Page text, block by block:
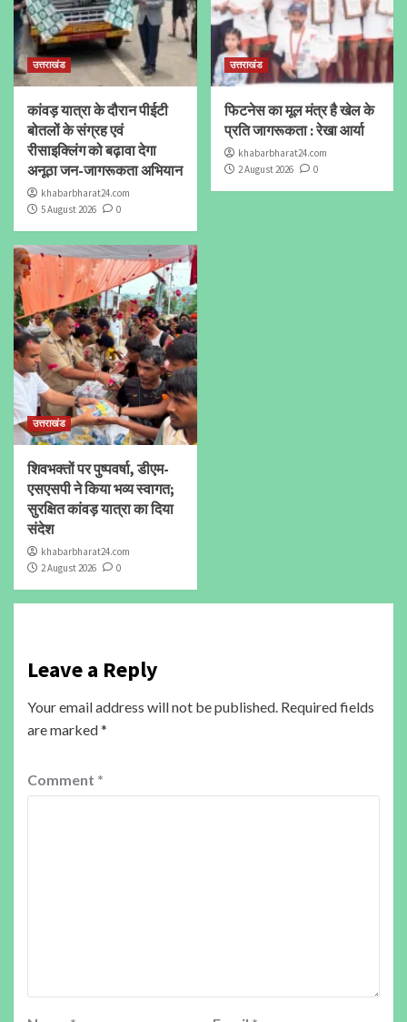
उत्तराखंड
कांवड़ यात्रा के दौरान पीईटी
बोतलों के संग्रह एवं
रीसाइक्लिंग को बढ़ावा देगा
अनूठा जन-जागरूकता अभियान
khabarbharat24.com
5 August 2026
0
उत्तराखंड
फिटनेस का मूल मंत्र है खेल के
प्रति जागरूकता : रेखा आर्या
khabarbharat24.com
2 August 2026
0
उत्तराखंड
शिवभक्तों पर पुष्पवर्षा, डीएम-
एसएसपी ने किया भव्य स्वागत;
सुरक्षित कांवड़ यात्रा का दिया
संदेश
khabarbharat24.com
2 August 2026
0
Leave a Reply
Your email address will not be published. Required fields
are marked*
Comment *